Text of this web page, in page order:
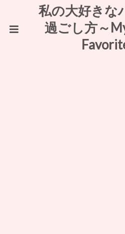
私の大好きな
過ごし方～